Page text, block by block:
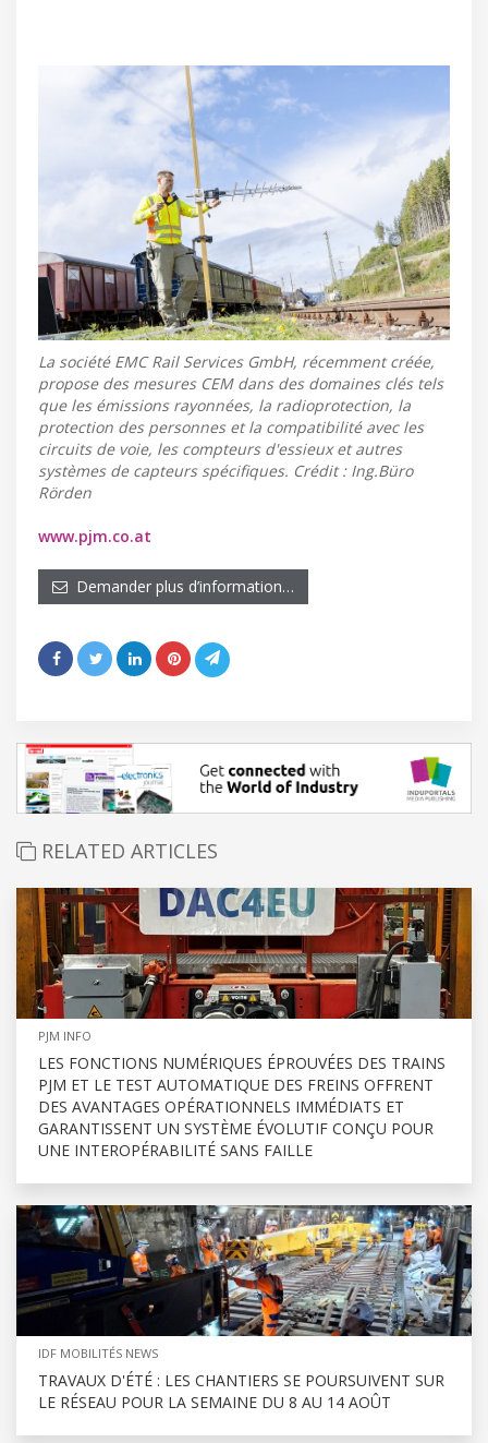
La société EMC Rail Services GmbH, récemment créée,
propose des mesures CEM dans des domaines clés tels
que les émissions rayonnées, la radioprotection, la
protection des personnes et la compatibilité avec les
circuits de voie, les compteurs d'essieux et autres
systèmes de capteurs spécifiques. Crédit : Ing.Büro
Rörden
www.pjm.co.at
Demander plus d’information…
RELATED ARTICLES
PJM INFO
LES FONCTIONS NUMÉRIQUES ÉPROUVÉES DES TRAINS
PJM ET LE TEST AUTOMATIQUE DES FREINS OFFRENT
DES AVANTAGES OPÉRATIONNELS IMMÉDIATS ET
GARANTISSENT UN SYSTÈME ÉVOLUTIF CONÇU POUR
UNE INTEROPÉRABILITÉ SANS FAILLE
IDF MOBILITÉS NEWS
TRAVAUX D'ÉTÉ : LES CHANTIERS SE POURSUIVENT SUR
LE RÉSEAU POUR LA SEMAINE DU 8 AU 14 AOÛT